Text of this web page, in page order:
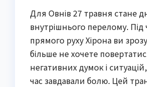
Для Овнів 27 травня стане
внутрішнього перелому. Під
прямого руху Хірона ви
більше не хочете
негативних думок і
час завдавали болю. Цей